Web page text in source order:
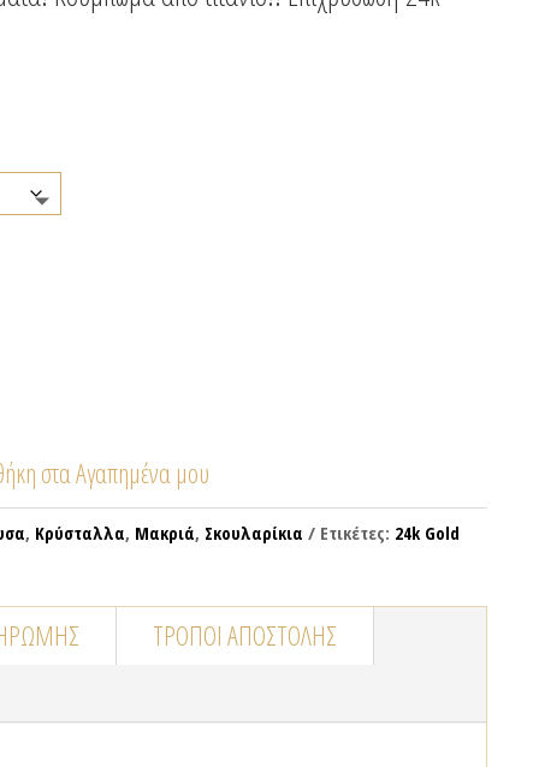
στα Αγαπημένα μου
, Κρύσταλλα, Μακριά, Σκουλαρίκια Ετικέτες: 24k Gold
ΤΡΌΠΟΙ ΑΠΟΣΤΟΛΉΣ